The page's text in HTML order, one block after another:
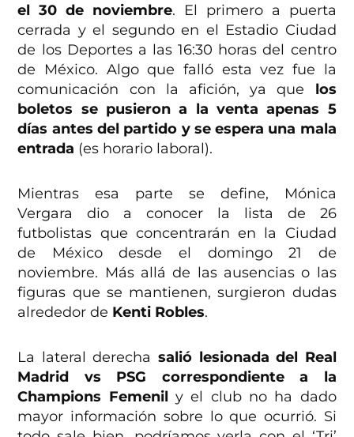
el 30 de noviembre. El primero a puerta
cerrada y el segundo en el Estadio Ciudad
de los Deportes a las 16:30 horas del centro
de México. Algo que falló esta vez fue la
comunicación con la afición, ya que los
boletos se pusieron a la venta apenas 5
días antes del partido y se espera una mala
entrada (es horario laboral).
Mientras esa parte se define, Mónica
Vergara dio a conocer la lista de 26
futbolistas que concentrarán en la Ciudad
de México desde el domingo 21 de
noviembre. Más allá de las ausencias o las
figuras que se mantienen, surgieron dudas
alrededor de Kenti Robles.
La lateral derecha salió lesionada del Real
Madrid vs PSG correspondiente a la
Champions Femenil y el club no ha dado
mayor información sobre lo que ocurrió. Si